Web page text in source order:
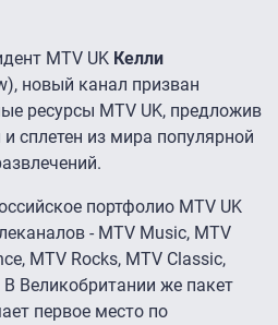
MTV UK Келли
новый канал призван
ресурсы MTV UK, предложив
сплетен из мира популярной
портфолио MTV UK
- MTV Music, MTV
MTV Rocks, MTV Classic,
Великобритании же пакет
первое место по